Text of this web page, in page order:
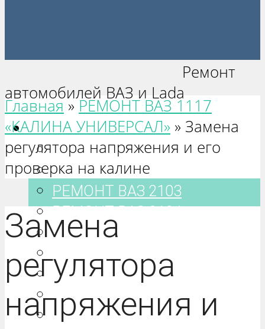
Ремонт
автомобилей ВАЗ и Lada
Ваз 2101-2115
РЕМОНТ ВАЗ 2101
РЕМОНТ ВАЗ 2102
РЕМОНТ ВАЗ 2103
РЕМОНТ ВАЗ 2104
РЕМОНТ ВАЗ 2105
РЕМОНТ ВАЗ 2107
РЕМОНТ ВАЗ 2108
РЕМОНТ ВАЗ 2109
Главная » РЕМОНТ ВАЗ 1117
«КАЛИНА УНИВЕРСАЛ» » Замена
регулятора напряжения и его
проверка на калине
Замена
регулятора
напряжения и